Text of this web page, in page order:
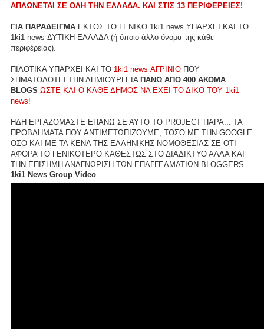
ΑΠΛΩΝΕΤΑΙ ΣΕ ΟΛΗ ΤΗΝ ΕΛΛΑΔΑ. ΚΑΙ ΣΤΙΣ 13 ΠΕΡΙΦΕΡΕΙΕΣ!
ΓΙΑ ΠΑΡΑΔΕΙΓΜΑ ΕΚΤΟΣ ΤΟ ΓΕΝΙΚΟ 1ki1 news ΥΠΑΡΧΕΙ ΚΑΙ ΤΟ
1ki1 news ΔΥΤΙΚΗ ΕΛΛΑΔΑ (ή όποιο άλλο όνομα της κάθε
περιφέρειας).
ΠΙΛΟΤΙΚΑ ΥΠΑΡΧΕΙ ΚΑΙ ΤΟ 1ki1 news ΑΓΡΙΝΙΟ ΠΟΥ
ΣΗΜΑΤΟΔΟΤΕΙ ΤΗΝ ΔΗΜΙΟΥΡΓΕΙΑ ΠΑΝΩ ΑΠΟ 400 ΑΚΟΜΑ
BLOGS ΩΣΤΕ ΚΑΙ Ο ΚΑΘΕ ΔΗΜΟΣ ΝΑ ΕΧΕΙ ΤΟ ΔΙΚΟ ΤΟΥ 1ki1
news!
ΗΔΗ ΕΡΓΑΖΟΜΑΣΤΕ ΕΠΑΝΩ ΣΕ ΑΥΤΟ ΤΟ PROJECT ΠΑΡΑ... ΤΑ
ΠΡΟΒΛΗΜΑΤΑ ΠΟΥ ΑΝΤΙΜΕΤΩΠΙΖΟΥΜΕ, ΤΟΣΟ ΜΕ ΤΗΝ GOOGLE
ΟΣΟ ΚΑΙ ΜΕ ΤΑ ΚΕΝΑ ΤΗΣ ΕΛΛΗΝΙΚΗΣ ΝΟΜΟΘΕΣΙΑΣ ΣΕ ΟΤΙ
ΑΦΟΡΑ ΤΟ ΓΕΝΙΚΟΤΕΡΟ ΚΑΘΕΣΤΩΣ ΣΤΟ ΔΙΑΔΙΚΤΥΟ ΑΛΛΑ ΚΑΙ
ΤΗΝ ΕΠΙΣΗΜΗ ΑΝΑΓΝΩΡΙΣΗ ΤΩΝ ΕΠΑΓΓΕΛΜΑΤΙΩΝ BLOGGERS.
1ki1 News Group Video